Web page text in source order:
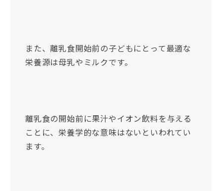
また、離乳食開始前の子どもにとって最適な
栄養源は母乳やミルクです。
離乳食の開始前に果汁やイオン飲料を与える
ことに、栄養学的な意味はないといわれてい
ます。